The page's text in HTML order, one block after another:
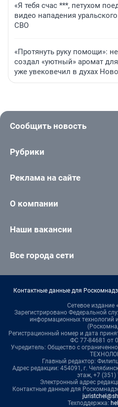
«Я тебя счас ***, петухом
видео нападения
СВО
«Протянуть руку помощи»:
создал «уютный» аромат
уже увековечил в духах
Сообщить новость
Рубрики
Реклама на сайте
О компании
Наши вакансии
Все города сети
Контактные данные для
Сетевое издание
Зарегистрировано Федеральной
информационных технологий
Регистрационный номер и дата
ФС 77-84681 от
Учредитель: Общество с
Главный редактор:
Адрес редакции: 454091, г.
этаж, +7 (351)
Электронный адрес
Контактные данные для
Техподдержка: